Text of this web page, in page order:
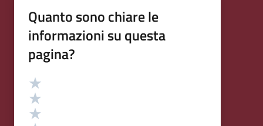
Quanto sono chiare le
informazioni su questa
pagina?
Valutazione